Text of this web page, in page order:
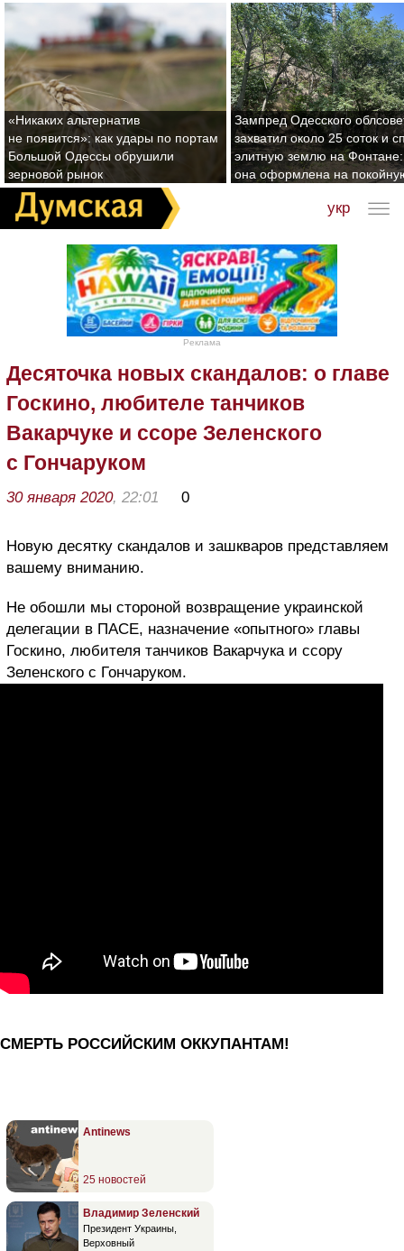
«Никаких альтернатив
не появится»: как удары по портам
Большой Одессы обрушили
зерновой рынок
Зампред Одесского
захватил около 25 соток и
элитную землю на Фонтане:
она оформлена на
укр
Реклама
Десяточка новых скандалов: о главе
Госкино, любителе танчиков
Вакарчуке и ссоре Зеленского
с Гончаруком
30 января 2020, 22:01 0
Новую десятку скандалов и зашкваров представляем
вашему вниманию.
Не обошли мы стороной возвращение украинской
делегации в ПАСЕ, назначение «опытного» главы
Госкино, любителя танчиков Вакарчука и ссору
Зеленского с Гончаруком.
СМЕРТЬ РОССИЙСКИМ ОККУПАНТАМ!
Antinews
25 новостей
Владимир Зеленский
Президент Украины,
Верховный